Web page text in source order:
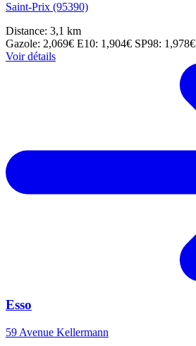
Saint-Prix (95390)
Distance: 3,1 km
Gazole: 2,069€ E10: 1,904€ SP98: 1,978€
Voir détails
Esso
59 Avenue Kellermann